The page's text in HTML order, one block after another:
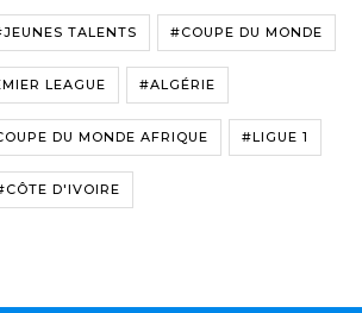
TALENTS #COUPE DU MONDE
LEAGUE #ALGÉRIE
DU MONDE AFRIQUE #LIGUE 1
D'IVOIRE